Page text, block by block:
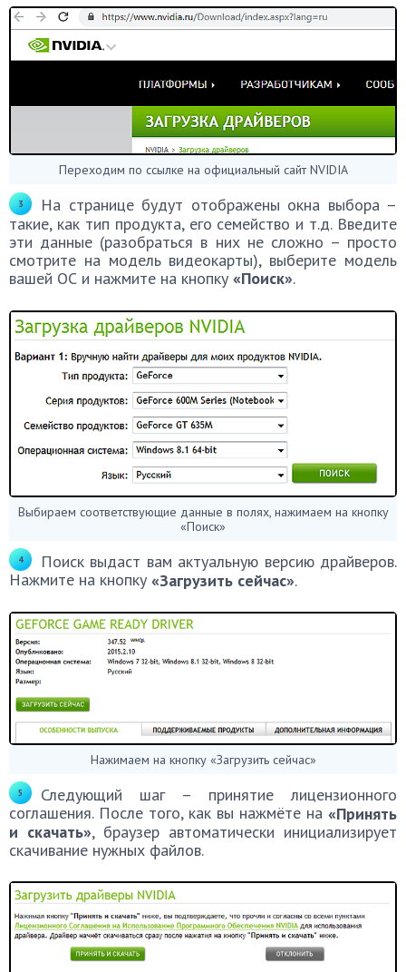
Переходим по ссылке на официальный сайт NVIDIA
На странице будут отображены окна выбора –
такие, как тип продукта, его семейство и т.д. Введите
эти данные (разобраться в них не сложно – просто
смотрите на модель видеокарты), выберите модель
вашей ОС и нажмите на кнопку «Поиск».
Выбираем соответствующие данные в полях, нажимаем на кнопку
«Поиск»
Поиск выдаст вам актуальную версию драйверов.
Нажмите на кнопку «Загрузить сейчас».
Нажимаем на кнопку «Загрузить сейчас»
Следующий шаг – принятие лицензионного
соглашения. После того, как вы нажмёте на «Принять
и скачать», браузер автоматически инициализирует
скачивание нужных файлов.